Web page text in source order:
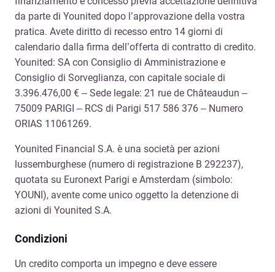
da parte di Younited dopo l’approvazione della vostra
pratica. Avete diritto di recesso entro 14 giorni di
calendario dalla firma dell’offerta di contratto di credito.
Younited: SA con Consiglio di Amministrazione e
Consiglio di Sorveglianza, con capitale sociale di
3.396.476,00 € – Sede legale: 21 rue de Châteaudun –
75009 PARIGI – RCS di Parigi 517 586 376 – Numero
ORIAS 11061269.
Younited Financial S.A. è una società per azioni
lussemburghese (numero di registrazione B 292237),
quotata su Euronext Parigi e Amsterdam (simbolo:
YOUNI), avente come unico oggetto la detenzione di
azioni di Younited S.A.
Condizioni
Un credito comporta un impegno e deve essere